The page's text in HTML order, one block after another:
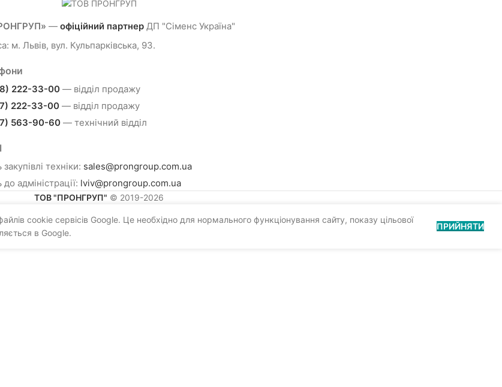
— офіційний партнерДП "Сіменс Україна"
м. Львів, вул. Кульпарківська, 93.
222-33-00— відділ продажу
222-33-00— відділ продажу
563-90-60— технічний відділ
техніки: sales@prongroup.com.ua
адміністрації: lviv@prongroup.com.ua
ТОВ "ПРОНГРУП" © 2019-2026
cookie сервісів Google. Це необхідно для нормального функціонування сайту, показу цільової
в Google.
ПРИЙНЯТИ